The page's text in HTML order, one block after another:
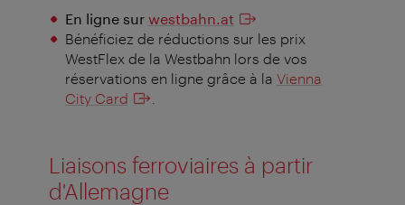
En ligne sur westbahn.at
Bénéficiez de réductions sur les prix
WestFlex de la Westbahn lors de vos
réservations en ligne grâce à la Vienna
City Card
Liaisons ferroviaires à partir
d'Allemagne